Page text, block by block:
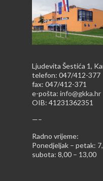
Ljudevita Šestića 1,
telefon: 047/412-377
fax: 047/412-371
e-pošta: info@gkka.hr
OIB: 41231362351
—–
Radno vrijeme:
Ponedjeljak – petak:
subota: 8,00 – 13,00